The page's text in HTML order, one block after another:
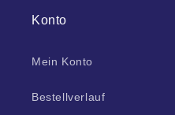
Konto
Mein Konto
Bestellverlauf